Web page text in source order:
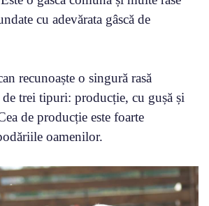
cu adevărata gâscă de
recunoaște o singură rasă
trei tipuri: producție, cu gușă și
de producție este foarte
oamenilor.